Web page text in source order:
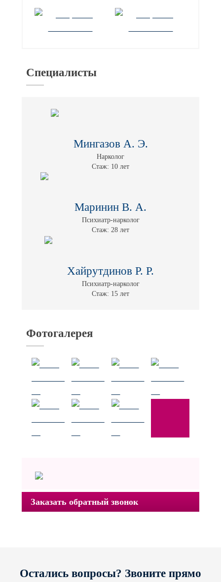
Специалисты
Мингазов А. Э.
Нарколог
Стаж: 10 лет
Маринин В. А.
Психиатр-нарколог
Стаж: 28 лет
Хайрутдинов Р. Р.
Психиатр-нарколог
Стаж: 15 лет
Фотогалерея
Заказать обратный звонок
Остались вопросы? Звоните прямо